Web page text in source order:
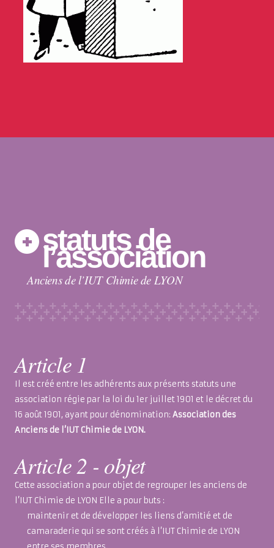
statuts de
l’association
Anciens de l’IUT Chimie de LYON
Article 1
Il est créé entre les adhérents aux présents statuts une
association régie par la loi du 1er juillet 1901 et le décret du
16 août 1901, ayant pour dénomination:Association des
Anciens de l’IUT Chimie de LYON.
Article 2 - objet
Cette association a pour objet de regrouper les anciens de
l’IUT Chimie de LYON Elle a pour buts :
maintenir et de développer les liens d’amitié et de
camaraderie qui se sont créés à l’IUT Chimie de LYON